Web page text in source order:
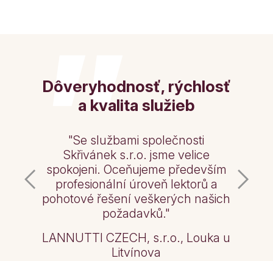
”
Dôveryhodnosť, rýchlosť
a kvalita služieb
"Se službami společnosti
Skřivánek s.r.o. jsme velice
spokojeni. Oceňujeme především
profesionální úroveň lektorů a
pohotové řešení veškerých našich
požadavků."
LANNUTTI CZECH, s.r.o., Louka u
Litvínova